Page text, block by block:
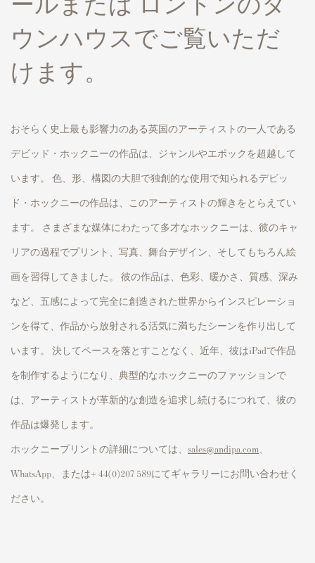
ウンハウスでご覧いただ
けます。
おそらく史上最も影響力のある英国のアーティストの一人である
デビッド・ホックニーの作品は、ジャンルやエポックを超越して
います。 色、形、構図の大胆で独創的な使用で知られるデビッ
ド・ホックニーの作品は、このアーティストの輝きをとらえてい
ます。 さまざまな媒体にわたって多才なホックニーは、彼のキャ
リアの過程でプリント、写真、舞台デザイン、そしてもちろん絵
画を習得してきました。 彼の作品は、色彩、暖かさ、質感、深み
など、五感によって完全に創造された世界からインスピレーショ
ンを得て、作品から放射される活気に満ちたシーンを作り出して
います。 決してペースを落とすことなく、近年、彼はiPadで作品
を制作するようになり、典型的なホックニーのファッションで
は、アーティストが革新的な創造を追求し続けるにつれて、彼の
作品は爆発します。
ホックニープリントの詳細については、 sales@andipa.com、
WhatsApp、または+ 44(0)207 589にてギャラリーにお問い合わせく
ださい。